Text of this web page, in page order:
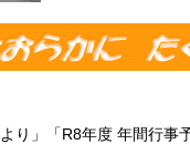
り」「R8年度 年間行事